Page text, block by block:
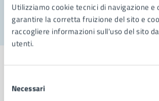
Utilizziamo cookie tecnici di navigazione e
garantire la corretta fruizione del sito e
raccogliere informazioni sull'uso del sito
utenti.
delNecessari